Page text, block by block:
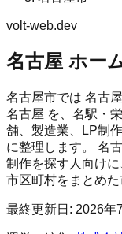
volt-web.dev
名古屋 ホー
名古屋市では 名古
名古屋 を、名駅・
舗、製造業、LP制
に整理します。 名
制作を探す人向け
市区町村をまとめた
最終更新日: 2026年